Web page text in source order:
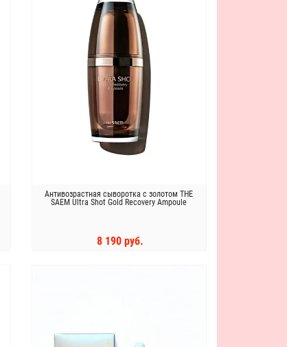
Антивозрастная сыворотка с золотом THE
SAEM Ultra Shot Gold Recovery Ampoule
8 190 руб.